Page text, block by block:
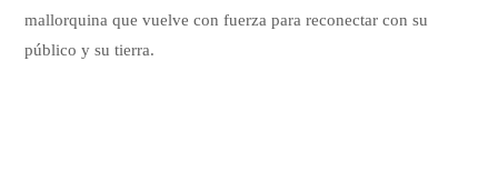
mallorquina que vuelve con fuerza para reconectar con su
público y su tierra.